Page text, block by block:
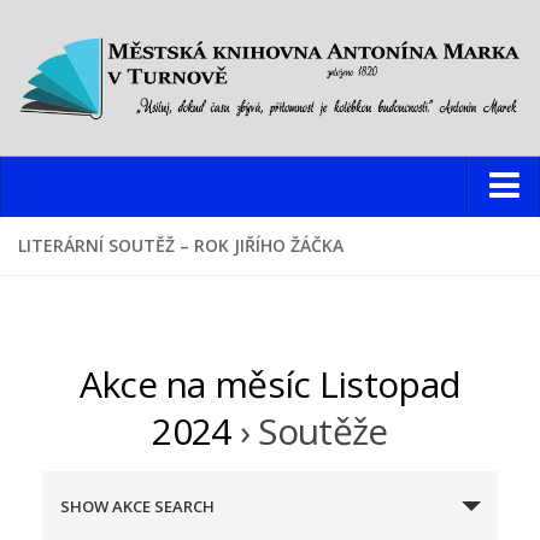
Knihovna
Oddělení pro děti a mládež
Dětský web
Multimediální studovna
LITERÁRNÍ SOUTĚŽ – ROK JIŘÍHO ŽÁČKA
Akce na měsíc Listopad
2024› Soutěže
SHOW AKCE SEARCH